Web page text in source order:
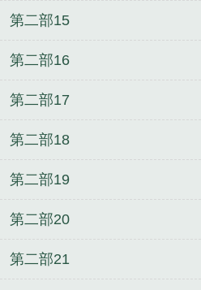
第二部15
第二部16
第二部17
第二部18
第二部19
第二部20
第二部21